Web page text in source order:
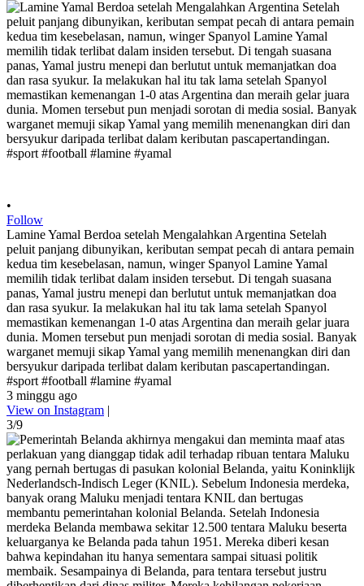
•
Follow
Lamine Yamal Berdoa setelah Mengalahkan Argentina Setelah
peluit panjang dibunyikan, keributan sempat pecah di antara pemain
kedua tim kesebelasan, namun, winger Spanyol Lamine Yamal
memilih tidak terlibat dalam insiden tersebut. Di tengah suasana
panas, Yamal justru menepi dan berlutut untuk memanjatkan doa
dan rasa syukur. Ia melakukan hal itu tak lama setelah Spanyol
memastikan kemenangan 1-0 atas Argentina dan meraih gelar juara
dunia. Momen tersebut pun menjadi sorotan di media sosial. Banyak
warganet memuji sikap Yamal yang memilih menenangkan diri dan
bersyukur daripada terlibat dalam keributan pascapertandingan.
#sport #football #lamine #yamal
3 minggu ago
View on Instagram |
3/9